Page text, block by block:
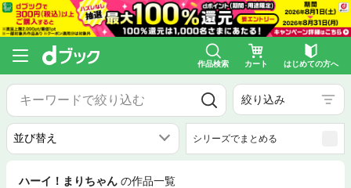
作品検索 カート はじめての方へ
絞り込み
シリーズでまとめる
ハーイ！まりちゃん の作品一覧